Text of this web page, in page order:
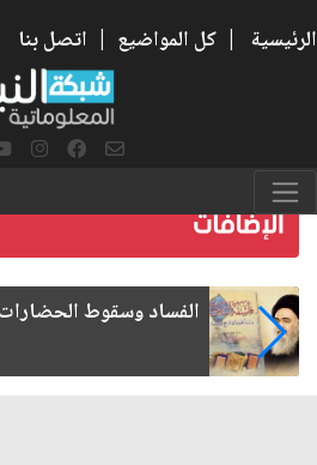
الرئيسية | كل المواضيع | اتصل بنا
رواتب الموظفين على